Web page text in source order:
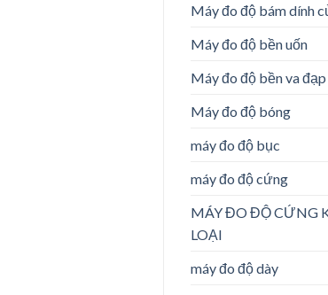
Máy đo độ bám dính
Máy đo độ bền uốn
Máy đo độ bền va đạp
Máy đo độ bóng
máy đo độ bục
máy đo độ cứng
MÁY ĐO ĐỘ CỨNG
LOẠI
máy đo độ dày